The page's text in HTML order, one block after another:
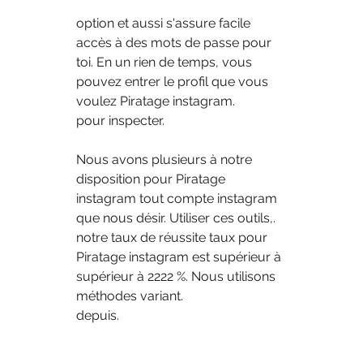
option et aussi s'assure facile
accès à des mots de passe pour
toi. En un rien de temps, vous
pouvez entrer le profil que vous
voulez Piratage instagram.
pour inspecter.
Nous avons plusieurs à notre
disposition pour Piratage
instagram tout compte instagram
que nous désir. Utiliser ces outils,.
notre taux de réussite taux pour
Piratage instagram est supérieur à
supérieur à 2222 %. Nous utilisons
méthodes variant.
depuis.